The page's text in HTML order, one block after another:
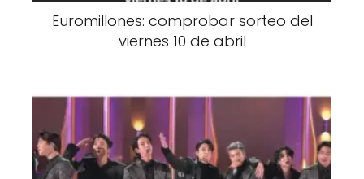
Euromillones: comprobar sorteo del
viernes 10 de abril